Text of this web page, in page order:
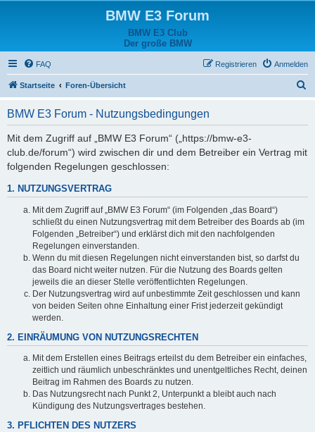
BMW E3 Forum
BMW E3 Club
Der große BMW
FAQ Anmelden
Registrieren
Startseite Foren-Übersicht
BMW E3 Forum - Nutzungsbedingungen
Mit dem Zugriff auf „BMW E3 Forum“ („https://bmw-e3-
club.de/forum“) wird zwischen dir und dem Betreiber ein Vertrag mit
folgenden Regelungen geschlossen:
1. NUTZUNGSVERTRAG
Mit dem Zugriff auf „BMW E3 Forum“ (im Folgenden „das Board“)
schließt du einen Nutzungsvertrag mit dem Betreiber des Boards ab (im
Folgenden „Betreiber“) und erklärst dich mit den nachfolgenden
Regelungen einverstanden.
Wenn du mit diesen Regelungen nicht einverstanden bist, so darfst du
das Board nicht weiter nutzen. Für die Nutzung des Boards gelten
jeweils die an dieser Stelle veröffentlichten Regelungen.
Der Nutzungsvertrag wird auf unbestimmte Zeit geschlossen und kann
von beiden Seiten ohne Einhaltung einer Frist jederzeit gekündigt
werden.
2. EINRÄUMUNG VON NUTZUNGSRECHTEN
Mit dem Erstellen eines Beitrags erteilst du dem Betreiber ein einfaches,
zeitlich und räumlich unbeschränktes und unentgeltliches Recht, deinen
Beitrag im Rahmen des Boards zu nutzen.
Das Nutzungsrecht nach Punkt 2, Unterpunkt a bleibt auch nach
Kündigung des Nutzungsvertrages bestehen.
3. PFLICHTEN DES NUTZERS